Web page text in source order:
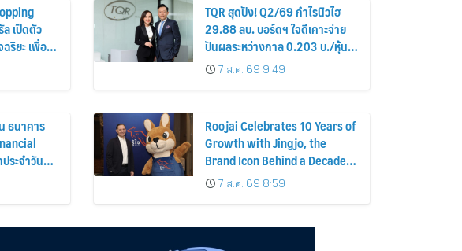
เปิดตัว
ริยะ เพื่อน
กระดับ
ยขึ้นได้
TQR สุดปัง! Q2/69 กำไรนิวไฮ
29.88 ลบ. บอร์ดฯ ใจดีเคาะจ่าย
ปันผลระหว่างกาล 0.203 บ./หุ้น
รับทรัพย์ 4 ก.ย.69
7 ส.ค. 69 9:49
ธนาคาร
ะจำวันที่ 7
Roojai Celebrates 10 Years of
Growth with Jingjo, the
Brand Icon Behind a Decade
of Insurance Innovation
7 ส.ค. 69 8:59